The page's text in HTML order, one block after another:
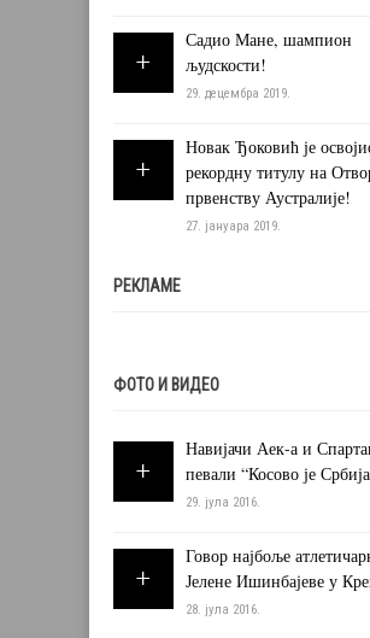
Садио Мане, шампион
људскости!
29. децембра 2019.
Новак Ђоковић је
рекордну титулу на
првенству Аустралије!
27. јануара 2019.
РЕКЛАМЕ
ФОТО И ВИДЕО
Навијачи Аек-а и
певали “Косово је
29. јула 2016.
Говор најбоље
Јелене Ишинбајеве у
28. јула 2016.